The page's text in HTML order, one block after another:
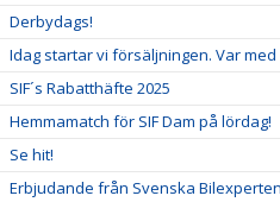
Derbydags!
Idag startar vi försäljningen. Var med
SIF´s Rabatthäfte 2025
Hemmamatch för SIF Dam på lördag!
Se hit!
Erbjudande från Svenska